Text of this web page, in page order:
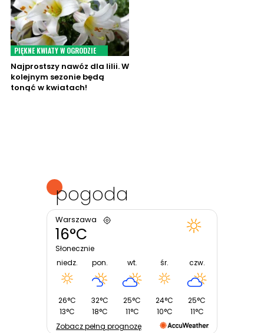
PIĘKNE KWIATY W OGRODZIE
Najprostszy nawóz dla lilii. W
kolejnym sezonie będą
tonąć w kwiatach!
pogoda
Warszawa
16°C
Słonecznie
niedz.
26°C
13°C
pon.
32°C
18°C
wt.
25°C
11°C
śr.
24°C
10°C
czw.
25°C
11°C
Zobacz pełną prognozę